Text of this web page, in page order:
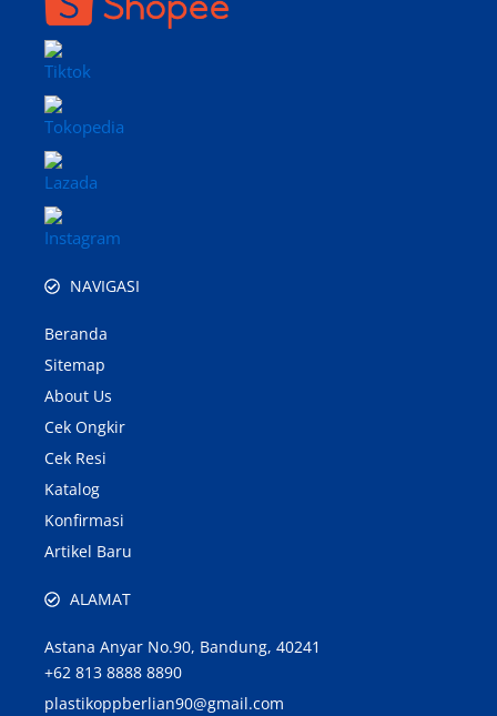
NAVIGASI
Beranda
Sitemap
About Us
Cek Ongkir
Cek Resi
Katalog
Konfirmasi
Artikel Baru
ALAMAT
Astana Anyar No.90, Bandung, 40241
+62 813 8888 8890
plastikoppberlian90@gmail.com